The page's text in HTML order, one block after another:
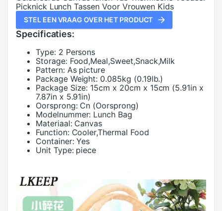
Picknick Lunch Tassen Voor Vrouwen Kids
STEL EEN VRAAG OVER HET PRODUCT
Specificaties:
Type: 2 Persons
Storage: Food,Meal,Sweet,Snack,Milk
Pattern: As picture
Package Weight: 0.085kg (0.19lb.)
Package Size: 15cm x 20cm x 15cm (5.91in x
7.87in x 5.91in)
Oorsprong: Cn (Oorsprong)
Modelnummer: Lunch Bag
Materiaal: Canvas
Function: Cooler,Thermal Food
Container: Yes
Unit Type: piece